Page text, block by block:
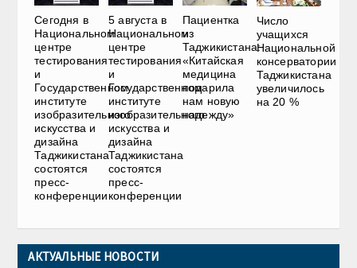
Сегодня в
Национальном
центре
тестирования
и
Государственном
институте
изобразительного
искусства и
дизайна
Таджикистана
состоятся
пресс-
конференции
5 августа в
Национальном
центре
тестирования
и
Государственном
институте
изобразительного
искусства и
дизайна
Таджикистана
состоятся
пресс-
конференции
Пациентка
из
Таджикистана:
«Китайская
медицина
подарила
нам новую
надежду»
Число
учащихся
Национальной
консерватории
Таджикистана
увеличилось
на 20 %
АКТУАЛЬНЫЕ НОВОСТИ